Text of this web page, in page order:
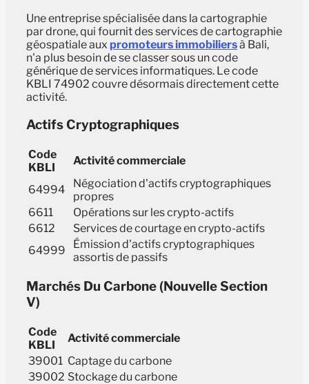
Une entreprise spécialisée dans la cartographie
par drone, qui fournit des services de cartographie
géospatiale aux promoteurs immobiliersà Bali,
n'a plus besoin de se classer sous un code
générique de services informatiques. Le code
KBLI 74902 couvre désormais directement cette
activité.
Actifs Cryptographiques
Code
KBLI
Activité commerciale
64994
Négociation d'actifs cryptographiques
propres
6611
Opérations sur les crypto-actifs
6612
Services de courtage en crypto-actifs
64999
Émission d'actifs cryptographiques
assortis de passifs
Marchés Du Carbone (nouvelle Section
V)
Code
KBLI
Activité commerciale
39001 Captage du carbone
39002 Stockage du carbone